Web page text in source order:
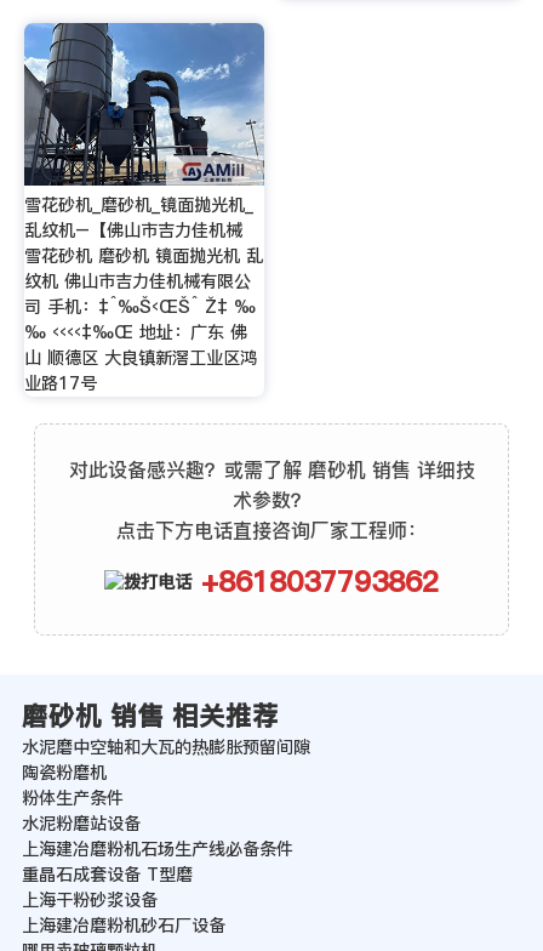
雪花砂机_磨砂机_镜面抛光机_
乱纹机–【佛山市吉力佳机械
雪花砂机 磨砂机 镜面抛光机 乱
纹机 佛山市吉力佳机械有限公
司 手机：‡ˆ‰Š‹ŒŠˆ Ž‡ ‰
‰ ‹‹‹‹‡‰Œ 地址：广东 佛
山 顺德区 大良镇新滘工业区鸿
业路17号
对此设备感兴趣？或需了解 磨砂机 销售 详细技
术参数？
点击下方电话直接咨询厂家工程师：
+8618037793862
磨砂机 销售 相关推荐
水泥磨中空轴和大瓦的热膨胀预留间隙
陶瓷粉磨机
粉体生产条件
水泥粉磨站设备
上海建冶磨粉机石场生产线必备条件
重晶石成套设备 T型磨
上海干粉砂浆设备
上海建冶磨粉机砂石厂设备